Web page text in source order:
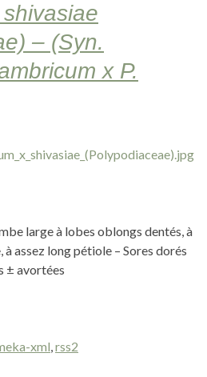
– (Syn.
x P.
large à lobes oblongs dentés, à
assez long pétiole – Sores dorés
± avortées
xml,rss2